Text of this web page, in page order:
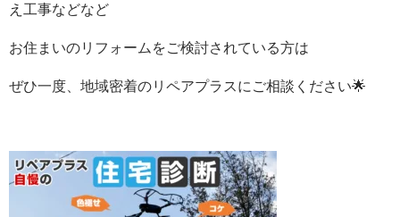
え工事などなど
お住まいのリフォームをご検討されている方は
ぜひ一度、地域密着のリペアプラスにご相談ください🌟